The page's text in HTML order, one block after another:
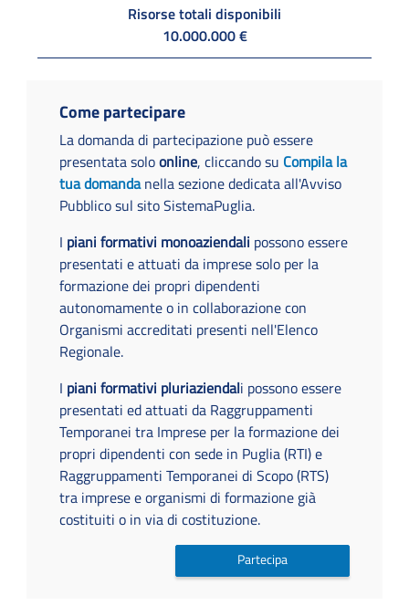
Risorse totali disponibili
10.000.000 €
Come partecipare
La domanda di partecipazione può essere
presentata soloonline, cliccando su Compila la
tua domandanella sezione dedicata all'Avviso
Pubblico sul sito SistemaPuglia.
I piani formativi monoaziendali possono essere
presentati e attuati da imprese solo per la
formazione dei propri dipendenti
autonomamente o in collaborazione con
Organismi accreditati presenti nell'Elenco
Regionale.
I piani formativi pluriaziendali possono essere
presentati ed attuati da Raggruppamenti
Temporanei tra Imprese per la formazione dei
propri dipendenti con sede in Puglia (RTI) e
Raggruppamenti Temporanei di Scopo (RTS)
tra imprese e organismi di formazione già
costituiti o in via di costituzione.
Partecipa